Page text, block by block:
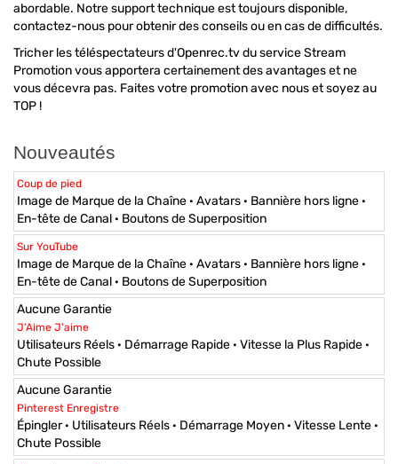
abordable. Notre support technique est toujours disponible,
contactez-nous pour obtenir des conseils ou en cas de difficultés.
Tricher les téléspectateurs d'Openrec.tv du service Stream
Promotion vous apportera certainement des avantages et ne
vous décevra pas. Faites votre promotion avec nous et soyez au
TOP !
Nouveautés
Coup de pied
Image de Marque de la Chaîne · Avatars · Bannière hors ligne ·
En-tête de Canal · Boutons de Superposition
Sur YouTube
Image de Marque de la Chaîne · Avatars · Bannière hors ligne ·
En-tête de Canal · Boutons de Superposition
Aucune Garantie
J'Aime J'aime
Utilisateurs Réels · Démarrage Rapide · Vitesse la Plus Rapide ·
Chute Possible
Aucune Garantie
Pinterest Enregistre
Épingler · Utilisateurs Réels · Démarrage Moyen · Vitesse Lente ·
Chute Possible